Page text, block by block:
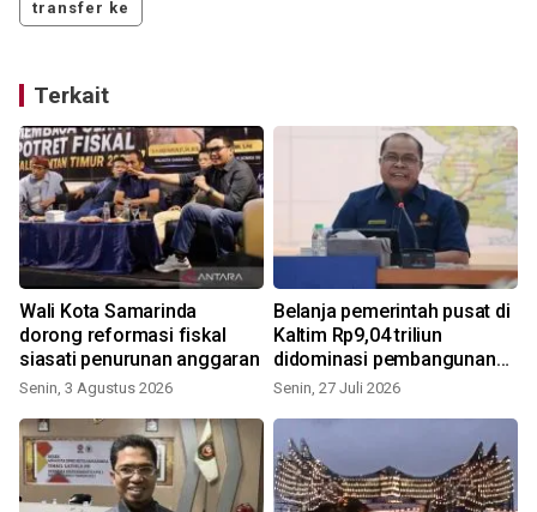
transfer ke
Terkait
Wali Kota Samarinda
dorong reformasi fiskal
siasati penurunan anggaran
Senin, 3 Agustus 2026
Belanja pemerintah pusat di
Kaltim Rp9,04 triliun
didominasi pembangunan
infrastruktur IKN
Senin, 27 Juli 2026